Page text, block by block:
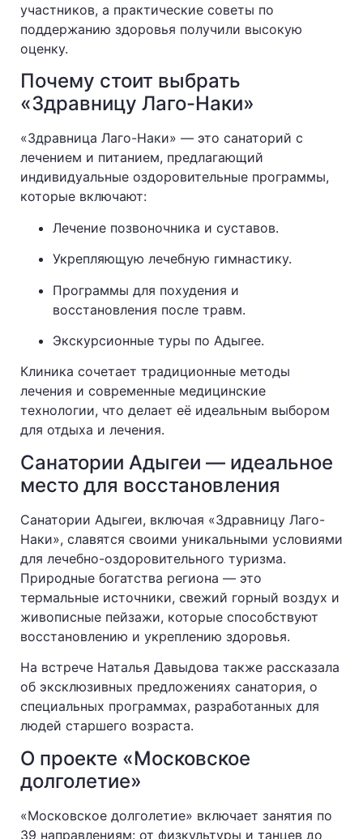
участников, а практические советы по
поддержанию здоровья получили высокую
оценку.
Почему стоит выбрать
«Здравницу Лаго-Наки»
«Здравница Лаго-Наки» — это санаторий с
лечением и питанием, предлагающий
индивидуальные оздоровительные программы,
которые включают:
Лечение позвоночника и суставов.
Укрепляющую лечебную гимнастику.
Программы для похудения и
восстановления после травм.
Экскурсионные туры по Адыгее.
Клиника сочетает традиционные методы
лечения и современные медицинские
технологии, что делает её идеальным выбором
для отдыха и лечения.
Санатории Адыгеи — идеальное
место для восстановления
Санатории Адыгеи, включая «Здравницу Лаго-
Наки», славятся своими уникальными условиями
для лечебно-оздоровительного туризма.
Природные богатства региона — это
термальные источники, свежий горный воздух и
живописные пейзажи, которые способствуют
восстановлению и укреплению здоровья.
На встрече Наталья Давыдова также рассказала
об эксклюзивных предложениях санатория, о
специальных программах, разработанных для
людей старшего возраста.
О проекте «Московское
долголетие»
«Московское долголетие» включает занятия по
39 направлениям: от физкультуры и танцев до